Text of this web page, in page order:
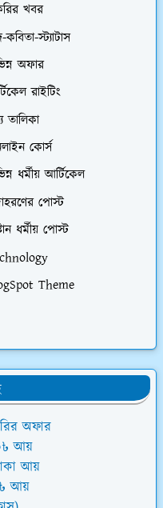
খবর
কবিতা-স্ট্যাটাস
অফার
রাইটিং
তালিকা
কোর্স
ধর্মীয় আর্টিকেল
পোস্ট
ধর্মীয় পোস্ট
Theme
অফার
আয়
আয়
আয়